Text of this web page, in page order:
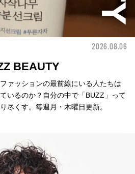
2026.08.06
BEAUTY
ァッションの最前線にいる人たちは
いるのか？自分の中で「BUZZ」って
尽くす。毎週月・木曜日更新。